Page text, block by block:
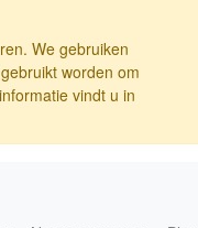
We gebruiken
worden om
vindt u in